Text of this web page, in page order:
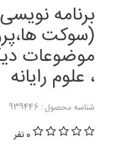
برنامه
(سوکت
موضوعات
، علوم رایانه
شناسه محصول : 939446
0 نفر